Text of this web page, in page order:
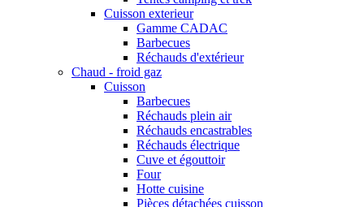
Cuisson exterieur
Gamme CADAC
Barbecues
Réchauds d'extérieur
Chaud - froid gaz
Cuisson
Barbecues
Réchauds plein air
Réchauds encastrables
Réchauds électrique
Cuve et égouttoir
Four
Hotte cuisine
Pièces détachées cuisson